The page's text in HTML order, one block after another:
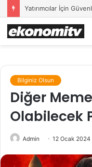
Yatırımcılar İçin
Bilginiz Olsun
Diğer
Olabilecek
Admin 12 Ocak 2024